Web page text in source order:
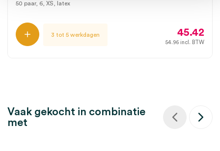
50 paar, 6, XS, latex
3 tot 5 werkdagen 45.42
54.96 incl. BTW
Vaak gekocht in combinatie
met